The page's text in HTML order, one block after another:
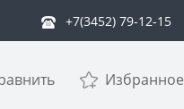
+7(3452) 79-12-15
Избранное